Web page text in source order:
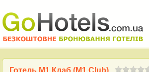
Готель М1 Клаб (M1 Club)